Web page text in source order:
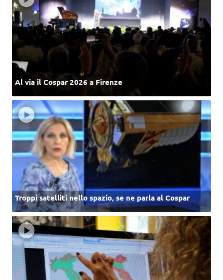
Al via il Cospar 2026 a Firenze
Troppi satelliti nello spazio, se ne parla al Cospar